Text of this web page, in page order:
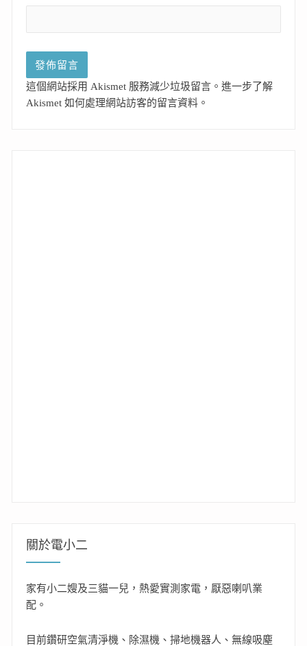
這個網站採用 Akismet 服務減少垃圾留言。 進一步了解
Akismet 如何處理網站訪客的留言資料 。
關於電小二
家有小二嫂及三貓一兒，熱愛實測家電，厭惡喇叭業
配。
目前鑽研空氣清淨機、除濕機、掃地機器人、無線吸塵